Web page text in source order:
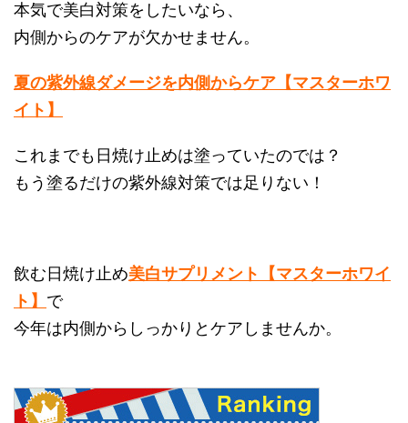
本気で美白対策をしたいなら、
内側からのケアが欠かせません。
夏の紫外線ダメージを内側からケア【マスターホワ
イト】
これまでも日焼け止めは塗っていたのでは？
もう塗るだけの紫外線対策では足りない！
飲む日焼け止め美白サプリメント【マスターホワイ
ト】 で
今年は内側からしっかりとケアしませんか。